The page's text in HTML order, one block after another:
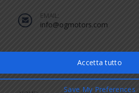
EMAIL:
info@ogmotors.com
Inviaci un messaggio